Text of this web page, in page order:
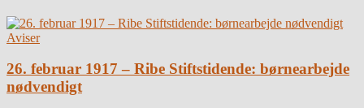
Aviser
26. februar 1917 – Ribe Stiftstidende: børnearbejde
nødvendigt